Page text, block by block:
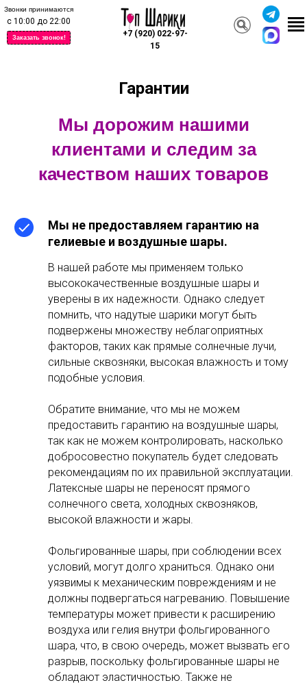
+7 (920) 022-97-
15
Заказать звонок!
Звонки принимаются
с 10:00 до 22:00
Гарантии
Мы дорожим нашими
клиентами и следим за
качеством наших товаров
Мы не предоставляем гарантию на
гелиевые и воздушные шары.
В нашей работе мы применяем только
высококачественные воздушные шары и
уверены в их надежности. Однако следует
помнить, что надутые шарики могут быть
подвержены множеству неблагоприятных
факторов, таких как прямые солнечные лучи,
сильные сквозняки, высокая влажность и тому
подобные условия.
Обратите внимание, что мы не можем
предоставить гарантию на воздушные шары,
так как не можем контролировать, насколько
добросовестно покупатель будет следовать
рекомендациям по их правильной эксплуатации.
Латексные шары не переносят прямого
солнечного света, холодных сквозняков,
высокой влажности и жары.
Фольгированные шары, при соблюдении всех
условий, могут долго храниться. Однако они
уязвимы к механическим повреждениям и не
должны подвергаться нагреванию. Повышение
температуры может привести к расширению
воздуха или гелия внутри фольгированного
шара, что, в свою очередь, может вызвать его
разрыв, поскольку фольгированные шары не
обладают эластичностью. Также не